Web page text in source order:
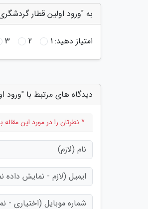
به "ورود اولین قطار
امتیاز دهید:1
2
3
دیدگاه های مرتبط با
* نظرتان را در مورد این مقاله